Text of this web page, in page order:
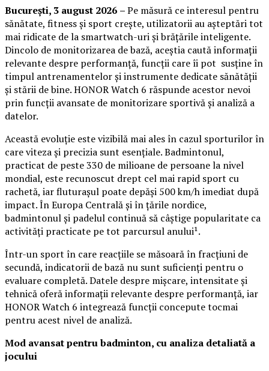
București, 3 august 2026 –Pe măsură ce interesul pentru
sănătate, fitness și sport crește, utilizatorii au așteptări tot
mai ridicate de la smartwatch-uri și brățările inteligente.
Dincolo de monitorizarea de bază, aceștia caută informații
relevante despre performanță, funcții care îi pot susține în
timpul antrenamentelor și instrumente dedicate sănătății
și stării de bine. HONOR Watch 6 răspunde acestor nevoi
prin funcții avansate de monitorizare sportivă și analiză a
datelor.
Această evoluție este vizibilă mai ales în cazul sporturilor în
care viteza și precizia sunt esențiale. Badmintonul,
practicat de peste 330 de milioane de persoane la nivel
mondial, este recunoscut drept cel mai rapid sport cu
rachetă, iar fluturașul poate depăși 500 km/h imediat după
impact. În Europa Centrală și în țările nordice,
badmintonul și padelul continuă să câștige popularitate ca
activități practicate pe tot parcursul anului¹.
Într-un sport în care reacțiile se măsoară în fracțiuni de
secundă, indicatorii de bază nu sunt suficienți pentru o
evaluare completă. Datele despre mișcare, intensitate și
tehnică oferă informații relevante despre performanță, iar
HONOR Watch 6 integrează funcții concepute tocmai
pentru acest nivel de analiză.
Mod avansat pentru badminton, cu analiza detaliată a
jocului